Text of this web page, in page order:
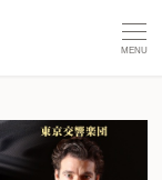
MENU